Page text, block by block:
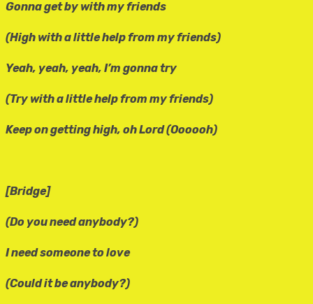
Gonna get by with my friends
(High with a little help from my friends)
Yeah, yeah, yeah, I’m gonna try
(Try with a little help from my friends)
Keep on getting high, oh Lord (Oooooh)
[Bridge]
(Do you need anybody?)
I need someone to love
(Could it be anybody?)